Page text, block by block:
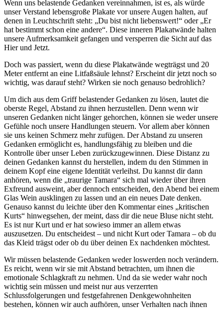
Wenn uns belastende Gedanken vereinnahmen, ist es, als würde
unser Verstand lebensgroße Plakate vor unsere Augen halten, auf
denen in Leuchtschrift steht: „Du bist nicht liebenswert!“ oder „Er
hat bestimmt schon eine andere“. Diese inneren Plakatwände halten
unsere Aufmerksamkeit gefangen und versperren die Sicht auf das
Hier und Jetzt.
Doch was passiert, wenn du diese Plakatwände wegträgst und 20
Meter entfernt an eine Litfaßsäule lehnst? Erscheint dir jetzt noch so
wichtig, was darauf steht? Wirken sie noch genauso bedrohlich?
Um dich aus dem Griff belastender Gedanken zu lösen, lautet die
oberste Regel, Abstand zu ihnen herzustellen. Denn wenn wir
unseren Gedanken nicht länger gehorchen, können sie weder unsere
Gefühle noch unsere Handlungen steuern. Vor allem aber können
sie uns keinen Schmerz mehr zufügen. Der Abstand zu unseren
Gedanken ermöglicht es, handlungsfähig zu bleiben und die
Kontrolle über unser Leben zurückzugewinnen. Diese Distanz zu
deinen Gedanken kannst du herstellen, indem du den Stimmen in
deinem Kopf eine eigene Identität verleihst. Du kannst dir dann
anhören, wenn die „traurige Tamara“ sich mal wieder über ihren
Exfreund ausweint, aber dennoch entscheiden, den Abend bei einem
Glas Wein ausklingen zu lassen und an ein neues Date denken.
Genauso kannst du leichte über den Kommentar eines „kritischen
Kurts“ hinwegsehen, der meint, dass dir die neue Bluse nicht steht.
Es ist nur Kurt und er hat sowieso immer an allem etwas
auszusetzen. Du entscheidest – und nicht Kurt oder Tamara – ob du
das Kleid trägst oder ob du über deinen Ex nachdenken möchtest.
Wir müssen belastende Gedanken weder loswerden noch verändern.
Es reicht, wenn wir sie mit Abstand betrachten, um ihnen die
emotionale Schlagkraft zu nehmen. Und da sie weder wahr noch
wichtig sein müssen und meist nur aus verzerrten
Schlussfolgerungen und festgefahrenen Denkgewohnheiten
bestehen, können wir auch aufhören, unser Verhalten nach ihnen